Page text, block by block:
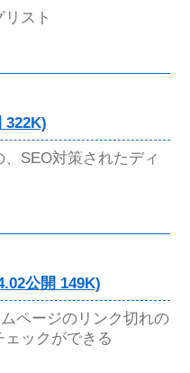
スト
322K)
SEO対策されたディ
公開 149K)
ページのリンク切れの
ックができる